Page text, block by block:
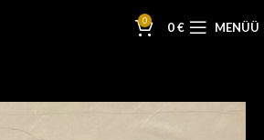
0 0€ MENÜÜ